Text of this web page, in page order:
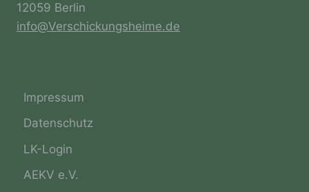
12059 Berlin
info@Verschickungsheime.de
Impressum
Datenschutz
LK-Login
AEKV e.V.
h) Auftragsverarbeiter
Daten im Auftrag des Verantwortlichen
verarbeitet.